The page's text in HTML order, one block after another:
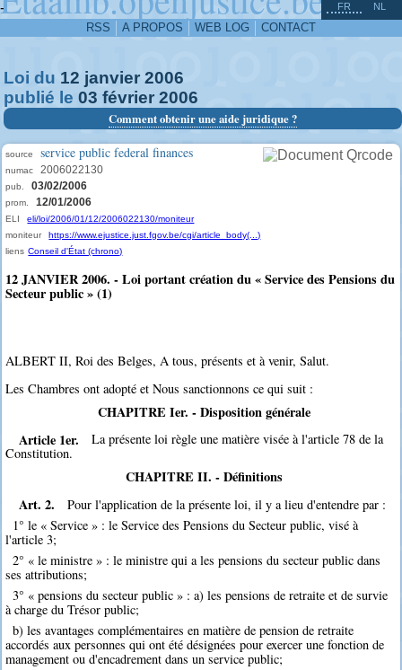
-
RSS A PROPOS WEB LOG CONTACT
FR NL
Loi du 12 janvier 2006
publié le 03 février 2006
Comment obtenir une aide juridique ?
source service public federal finances
numac 2006022130
pub. 03/02/2006
prom. 12/01/2006
ELI
eli/loi/2006/01/12/2006022130/moniteur
moniteur
https://www.ejustice.just.fgov.be/cgi/article_body(...)
liens Conseil d'État (chrono)
12 JANVIER 2006. - Loi portant création du « Service des Pensions du
Secteur public » (1)
ALBERT II, Roi des Belges, A tous, présents et à venir, Salut.
Les Chambres ont adopté et Nous sanctionnons ce qui suit :
CHAPITRE Ier. - Disposition générale
Article 1er.
La présente loi règle une matière visée à l'article 78 de la
Constitution.
CHAPITRE II. - Définitions
Art. 2.
Pour l'application de la présente loi, il y a lieu d'entendre par :
1° le « Service » : le Service des Pensions du Secteur public, visé à
l'article 3;
2° « le ministre » : le ministre qui a les pensions du secteur public dans
ses attributions;
3° « pensions du secteur public » : a) les pensions de retraite et de survie
à charge du Trésor public;
b) les avantages complémentaires en matière de pension de retraite
accordés aux personnes qui ont été désignées pour exercer une fonction de
management ou d'encadrement dans un service public;
^